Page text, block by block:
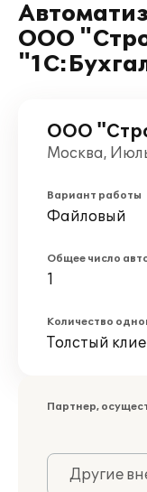
ООО
ООО
Москва,
Вариант работы
Файловый
Общее число
1
Количество
Толстый
Партнер,
Другие